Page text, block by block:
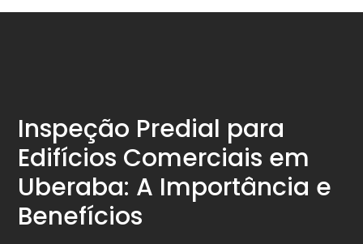
Inspeção Predial para
Edifícios Comerciais em
Uberaba: A Importância e
Benefícios